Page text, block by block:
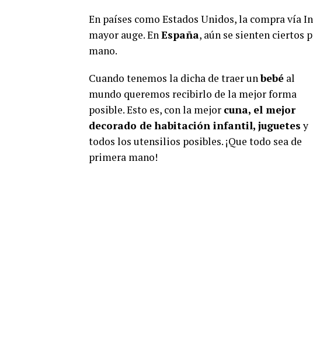
En países como Estados Unidos, la compra vía
mayor auge. EnEspaña, aún se sienten ciertos
mano.
Cuando tenemos la dicha de traer unbebé al
mundo queremos recibirlo de la mejor forma
posible. Esto es, con la mejor cuna, el mejor
decorado de habitación infantil, juguetesy
todos los utensilios posibles. ¡Que todo sea de
primera mano!